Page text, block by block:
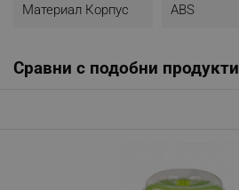
Материал Корпус ABS
Сравни с подобни продукти